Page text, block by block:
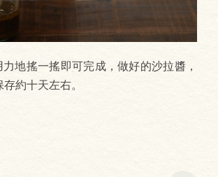
地搖一搖即可完成，做好的沙拉醬，
約十天左右。